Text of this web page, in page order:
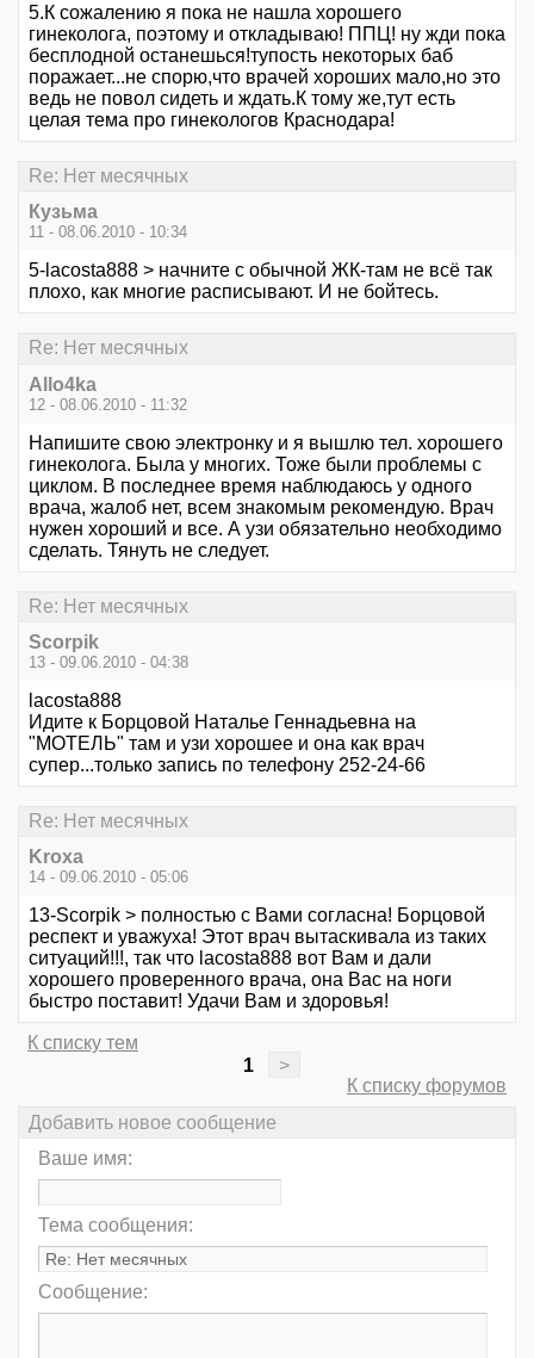
5.К сожалению я пока не нашла хорошего
гинеколога, поэтому и откладываю! ППЦ! ну жди пока
бесплодной останешься!тупость некоторых баб
поражает...не спорю,что врачей хороших мало,но это
ведь не повол сидеть и ждать.К тому же,тут есть
целая тема про гинекологов Краснодара!
Re: Нет месячных
Кузьма
11 - 08.06.2010 - 10:34
5-lacosta888 > начните с обычной ЖК-там не всё так
плохо, как многие расписывают. И не бойтесь.
Re: Нет месячных
Allo4ka
12 - 08.06.2010 - 11:32
Напишите свою электронку и я вышлю тел. хорошего
гинеколога. Была у многих. Тоже были проблемы с
циклом. В последнее время наблюдаюсь у одного
врача, жалоб нет, всем знакомым рекомендую. Врач
нужен хороший и все. А узи обязательно необходимо
сделать. Тянуть не следует.
Re: Нет месячных
Scorpik
13 - 09.06.2010 - 04:38
lacosta888
Идите к Борцовой Наталье Геннадьевна на
"МОТЕЛЬ" там и узи хорошее и она как врач
супер...только запись по телефону 252-24-66
Re: Нет месячных
Kroxa
14 - 09.06.2010 - 05:06
13-Scorpik > полностью с Вами согласна! Борцовой
респект и уважуха! Этот врач вытаскивала из таких
ситуаций!!!, так что lacosta888 вот Вам и дали
хорошего проверенного врача, она Вас на ноги
быстро поставит! Удачи Вам и здоровья!
К списку тем
1
>
К списку форумов
Добавить новое сообщение
Ваше имя:
Тема сообщения:
Сообщение: